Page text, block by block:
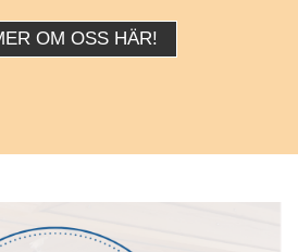
OM OSS HÄR!